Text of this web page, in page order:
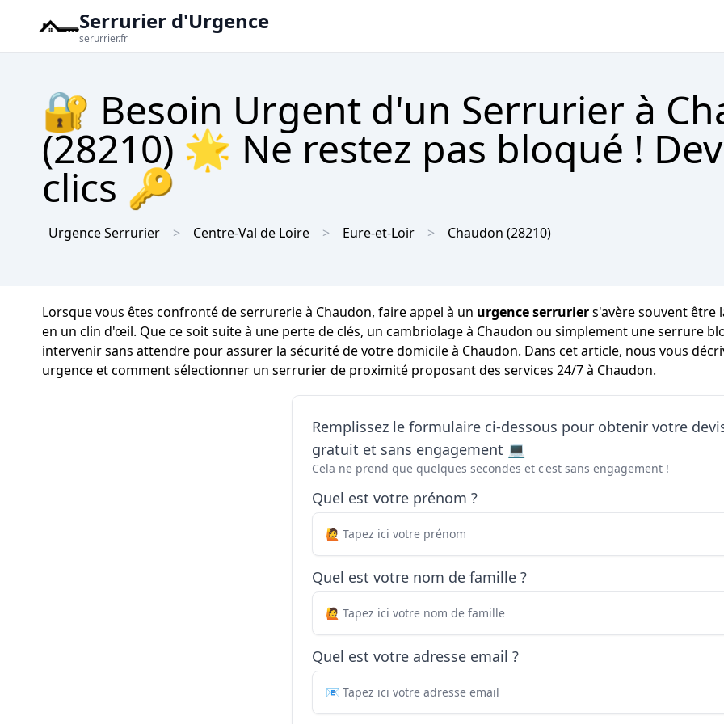
Serrurier d'Urgence
serurrier.fr
🔐 Besoin Urgent d'un Serrurier à
(28210) 🌟 Ne restez pas bloqué !
clics 🔑
Urgence Serrurier Centre-Val de Loire Eure-et-Loir Chaudon (28210)
Lorsque vous êtes confronté de serrurerie à Chaudon, faire appel à un urgence serruriers'avère souvent être
en un clin d'œil. Que ce soit suite à une perte de clés, un cambriolage à Chaudon ou simplement une serrure
intervenir sans attendre pour assurer la sécurité de votre domicile à Chaudon. Dans cet article, nous vous
urgence et comment sélectionner un serrurier de proximité proposant des services 24/7 à Chaudon.
Remplissez le formulaire ci-dessous pour obtenir votre
gratuit et sans engagement 💻
Cela ne prend que quelques secondes et c'est sans engagement !
Quel est votre prénom ?
Quel est votre nom de famille ?
Quel est votre adresse email ?